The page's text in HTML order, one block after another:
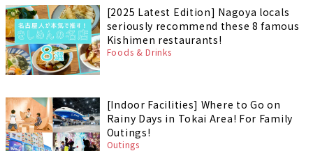
[2025 Latest Edition] Nagoya locals
seriously recommend these 8 famous
Kishimen restaurants!
Foods & Drinks
[Indoor Facilities] Where to Go on
Rainy Days in Tokai Area! For Family
Outings!
Outings